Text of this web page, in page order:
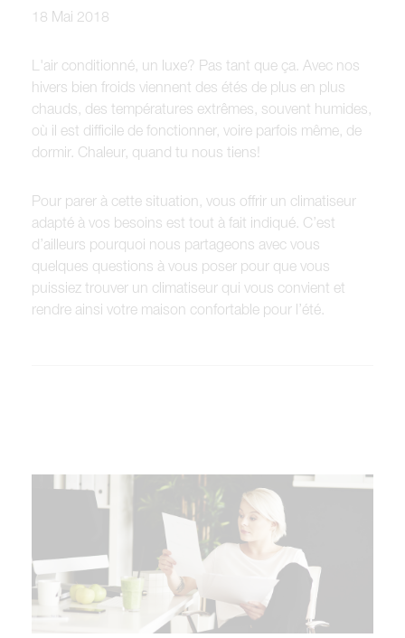
18 Mai 2018
L'air conditionné, un luxe? Pas tant que ça. Avec nos
hivers bien froids viennent des étés de plus en plus
chauds, des températures extrêmes, souvent humides,
où il est difficile de fonctionner, voire parfois même, de
dormir. Chaleur, quand tu nous tiens!
Pour parer à cette situation, vous offrir un climatiseur
adapté à vos besoins est tout à fait indiqué. C’est
d’ailleurs pourquoi nous partageons avec vous
quelques questions à vous poser pour que vous
puissiez trouver un climatiseur qui vous convient et
rendre ainsi votre maison confortable pour l’été.